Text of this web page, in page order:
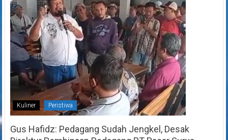
Kuliner Peristiwa
Gus Hafidz: Pedagang Sudah Jengkel, Desak